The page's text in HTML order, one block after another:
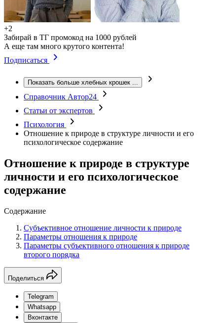
+2
Забирай в ТГ промокод на 1000 рублей
А еще там много крутого контента!
Подписаться
Показать больше хлебных крошек ...
Справочник Автор24
Статьи от экспертов
Психология
Отношение к природе в структуре личности и его
психологическое содержание
Отношение к природе в структуре
личности и его психологическое
содержание
Содержание
Субъективное отношение личности к природе
Параметры отношения к природе
Параметры субъективного отношения к природе
второго порядка
Поделиться
Telegram
Whatsapp
Вконтакте